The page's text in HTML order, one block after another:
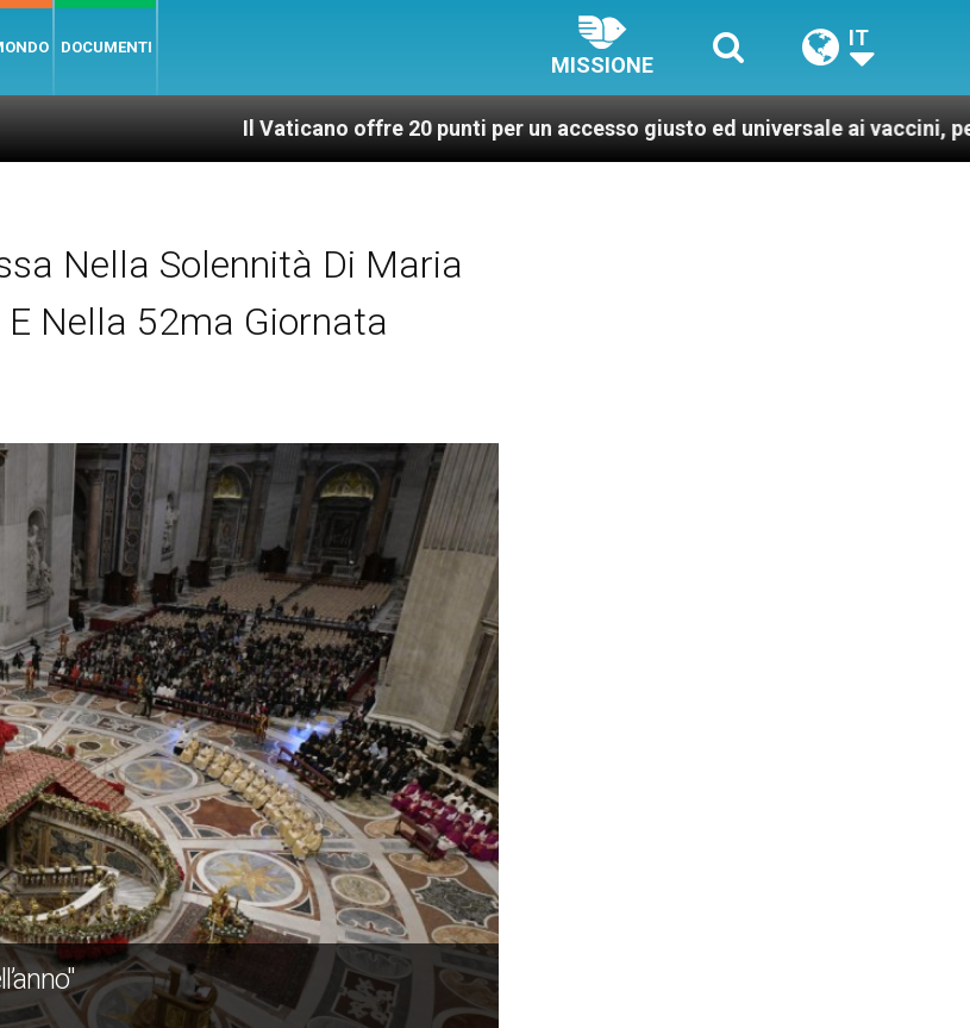
DOCUMENTI
MISSIONE
IT
Il Vaticano offre 20 punti per un accesso giusto ed universale ai vaccini, per un mondo più
Nella Solennità Di Maria
Nella 52ma Giornata